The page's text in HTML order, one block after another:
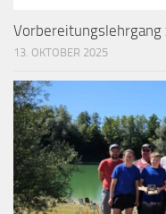
13. OKTOBER 2025